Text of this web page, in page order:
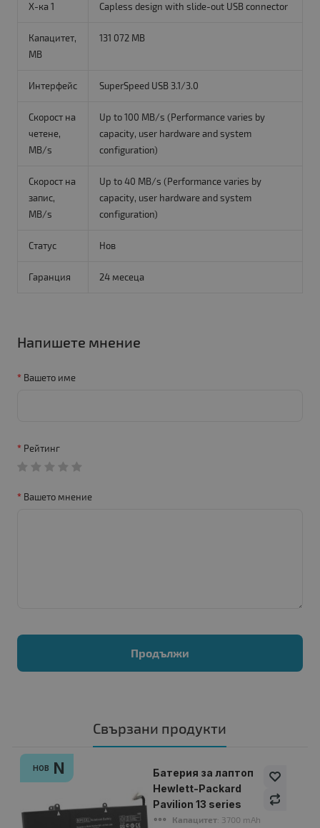
Х-ка 1 Capless design with slide-out USB connector
Капацитет,
MB
131 072 MB
Интерфейс SuperSpeed USB 3.1/3.0
Скорост на
четене,
MB/s
Up to 100 MB/s (Performance varies by
capacity, user hardware and system
configuration)
Скорост на
запис,
MB/s
Up to 40 MB/s (Performance varies by
capacity, user hardware and system
configuration)
Статус Нов
Гаранция 24 месеца
Напишете мнение
Вашето име
Рейтинг
Вашето мнение
Продължи
Свързани продукти
НОВ N
Батерия за лаптоп
Hewlett-Packard
Pavilion 13 series
Капацитет: 3700 mAh